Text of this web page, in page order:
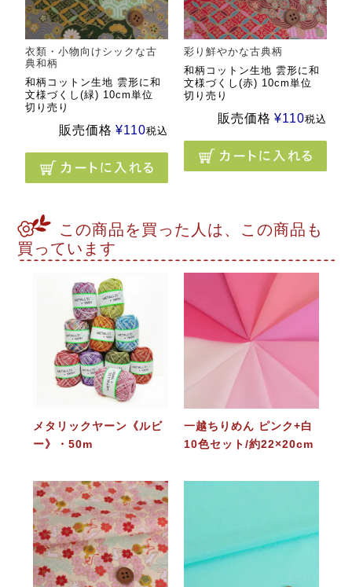
衣類・小物向けシックな古
典和柄
和柄コットン生地 雲形に和
文様づくし(緑) 10cm単位
切り売り
販売価格 ¥110税込
彩り鮮やかな古典柄
和柄コットン生地 雲形に和
文様づくし(赤) 10cm単位
切り売り
販売価格 ¥110税込
この商品を買った人は、この商品も
買っています
メタリックヤーン《ルビ
ー》・50m
一越ちりめん ピンク+白
10色セット/約22×20cm